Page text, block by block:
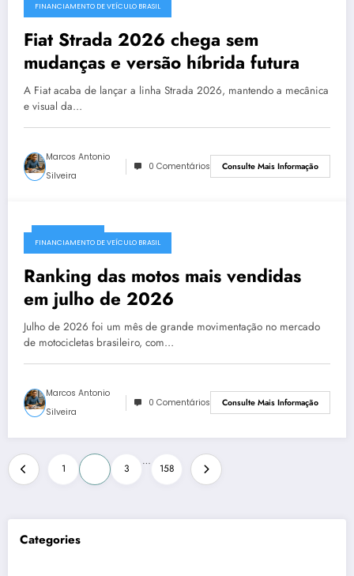
FINANCIAMENTO DE VEÍCULO BRASIL
Fiat Strada 2026 chega sem
mudanças e versão híbrida futura
A Fiat acaba de lançar a linha Strada 2026, mantendo a mecânica
e visual da…
Marcos Antonio
Silveira
0 Comentários Consulte Mais Informação
FINANCIAMENTO DE VEÍCULO BRASIL
Ranking das motos mais vendidas
em julho de 2026
Julho de 2026 foi um mês de grande movimentação no mercado
de motocicletas brasileiro, com…
Marcos Antonio
Silveira
0 Comentários Consulte Mais Informação
Paginação
de
posts
1 3
…
158
Categories